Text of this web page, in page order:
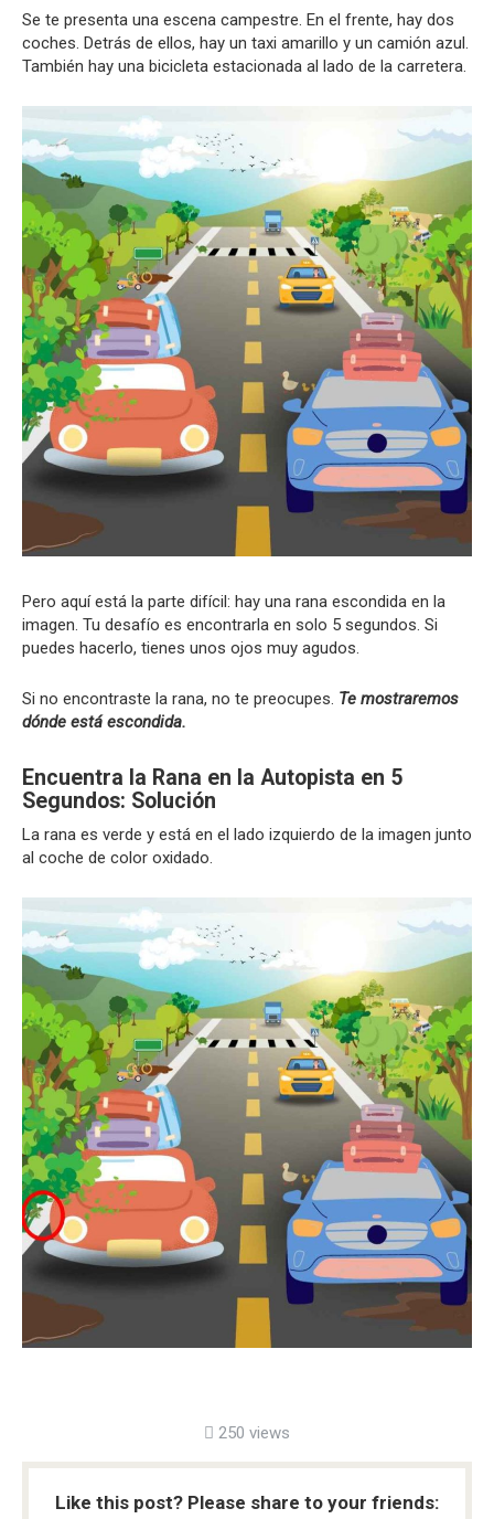
Se te presenta una escena campestre. En el frente, hay dos
coches. Detrás de ellos, hay un taxi amarillo y un camión azul.
También hay una bicicleta estacionada al lado de la carretera.
Pero aquí está la parte difícil: hay una rana escondida en la
imagen. Tu desafío es encontrarla en solo 5 segundos. Si
puedes hacerlo, tienes unos ojos muy agudos.
Si no encontraste la rana, no te preocupes. Te mostraremos
dónde está escondida.
Encuentra la Rana en la Autopista en 5
Segundos: Solución
La rana es verde y está en el lado izquierdo de la imagen junto
al coche de color oxidado.
250 views
Like this post? Please share to your friends: